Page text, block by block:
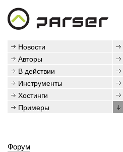
Новости
Авторы
В действии
Инструменты
Хостинги
Примеры
Форум